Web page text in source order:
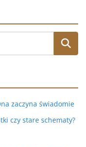
zaczyna świadomie
czy stare schematy?